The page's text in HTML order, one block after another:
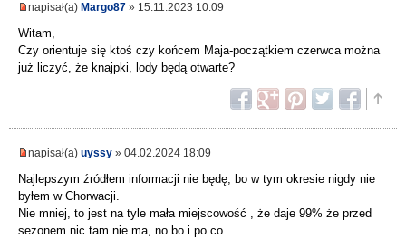
napisał(a) Margo87 » 15.11.2023 10:09
Witam,
Czy orientuje się ktoś czy końcem Maja-początkiem czerwca można
już liczyć, że knajpki, lody będą otwarte?
napisał(a) uyssy » 04.02.2024 18:09
Najlepszym źródłem informacji nie będę, bo w tym okresie nigdy nie
byłem w Chorwacji.
Nie mniej, to jest na tyle mała miejscowość , że daje 99% że przed
sezonem nic tam nie ma, no bo i po co….